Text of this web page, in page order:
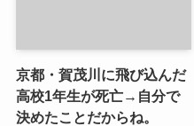
京都・賀茂川に飛び込んだ
高校1年生が死亡→自分で
決めたことだからね。